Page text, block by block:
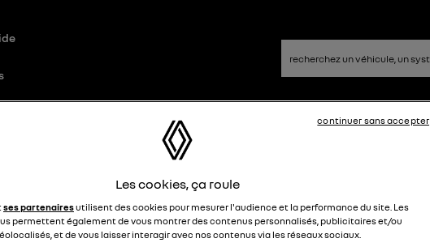
jpm1947
Les cookies, ça roule
ses partenairesutilisent des cookies pour mesurer l'audience et la performance du site. Les
permettent également de vous montrer des contenus personnalisés, publicitaires et/ou
et de vous laisser interagir avec nos contenus via les réseaux sociaux.
continuer sans accepter